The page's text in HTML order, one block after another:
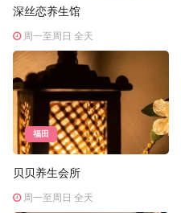
深丝恋养生馆
周一至周日 全天
福田
贝贝养生会所
周一至周日 全天